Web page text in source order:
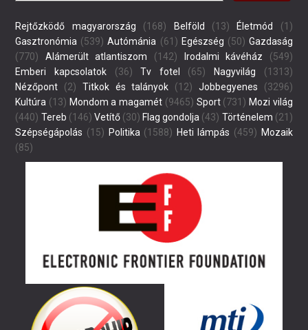
Rejtőzködő magyarország (168) Belföld (13) Életmód
(1)
Gasztronómia (539) Autómánia (61) Egészség (50) Gazdaság
(770)
Alámerült atlantiszom (142) Irodalmi kávéház (549)
Emberi kapcsolatok (36) Tv fotel (65) Nagyvilág (1313)
Nézőpont (2) Titkok és talányok (12) Jobbegyenes (3296)
Kultúra (13) Mondom a magamét (9465) Sport(731) Mozi világ
(440) Tereb (146) Vetítő(30) Flag gondolja (43) Történelem (21)
Szépségápolás (15) Politika (1588) Heti lámpás (459) Mozaik
(85)